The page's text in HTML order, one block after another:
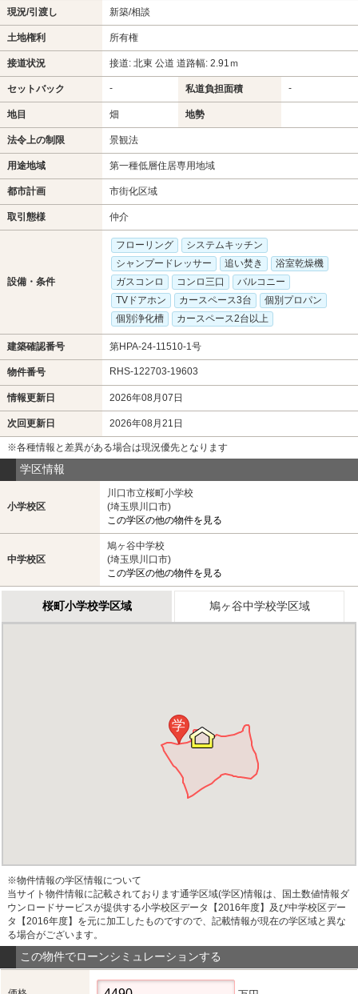
現況/引渡し 新築/相談
土地権利 所有権
接道状況 接道: 北東 公道 道路幅: 2.91ｍ
セットバック - 私道負担面積 -
地目 畑 地勢
法令上の制限 景観法
用途地域 第一種低層住居専用地域
都市計画 市街化区域
取引態様 仲介
設備・条件
フローリング
システムキッチン
シャンプードレッサー
追い焚き
浴室乾燥機
ガスコンロ
コンロ三口
バルコニー
TVドアホン
カースペース3台
個別プロパン
個別浄化槽
カースペース2台以上
建築確認番号 第HPA-24-11510-1号
物件番号 RHS-122703-19603
情報更新日 2026年08月07日
次回更新日 2026年08月21日
※各種情報と差異がある場合は現況優先となります
学区情報
小学校区
川口市立桜町小学校
(埼玉県川口市)
この学区の他の物件を見る
中学校区
鳩ヶ谷中学校
(埼玉県川口市)
この学区の他の物件を見る
桜町小学校学区域 鳩ヶ谷中学校学区域
学
※物件情報の学区情報について
当サイト物件情報に記載されております通学区域(学区)情報は、国土数値情報ダ
ウンロードサービスが提供する小学校区データ【2016年度】及び中学校区デー
タ【2016年度】を元に加工したものですので、記載情報が現在の学区域と異な
る場合がございます。
この物件でローンシミュレーションする